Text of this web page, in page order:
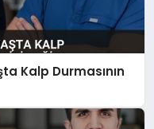
Kalp Durmasının